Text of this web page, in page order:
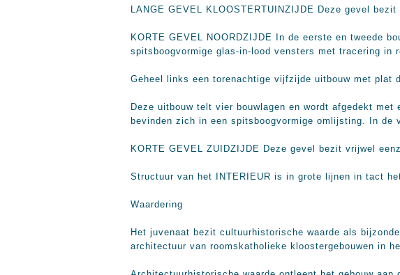
LANGE GEVEL KLOOSTERTUINZIJDE Deze gevel
KORTE GEVEL NOORDZIJDE In de eerste en tweede
spitsboogvormige glas-in-lood vensters met tracering in
Geheel links een torenachtige vijfzijde uitbouw met plat
Deze uitbouw telt vier bouwlagen en wordt afgedekt
bevinden zich in een spitsboogvormige omlijsting. In de
KORTE GEVEL ZUIDZIJDE Deze gevel bezit vrijwel
Structuur van het INTERIEUR is in grote lijnen in tact
Waardering
Het juvenaat bezit cultuurhistorische waarde als
architectuur van roomskatholieke kloostergebouwen in